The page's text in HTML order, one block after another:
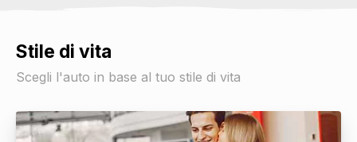
Stile di vita
Scegli l'auto in base al tuo stile di vita